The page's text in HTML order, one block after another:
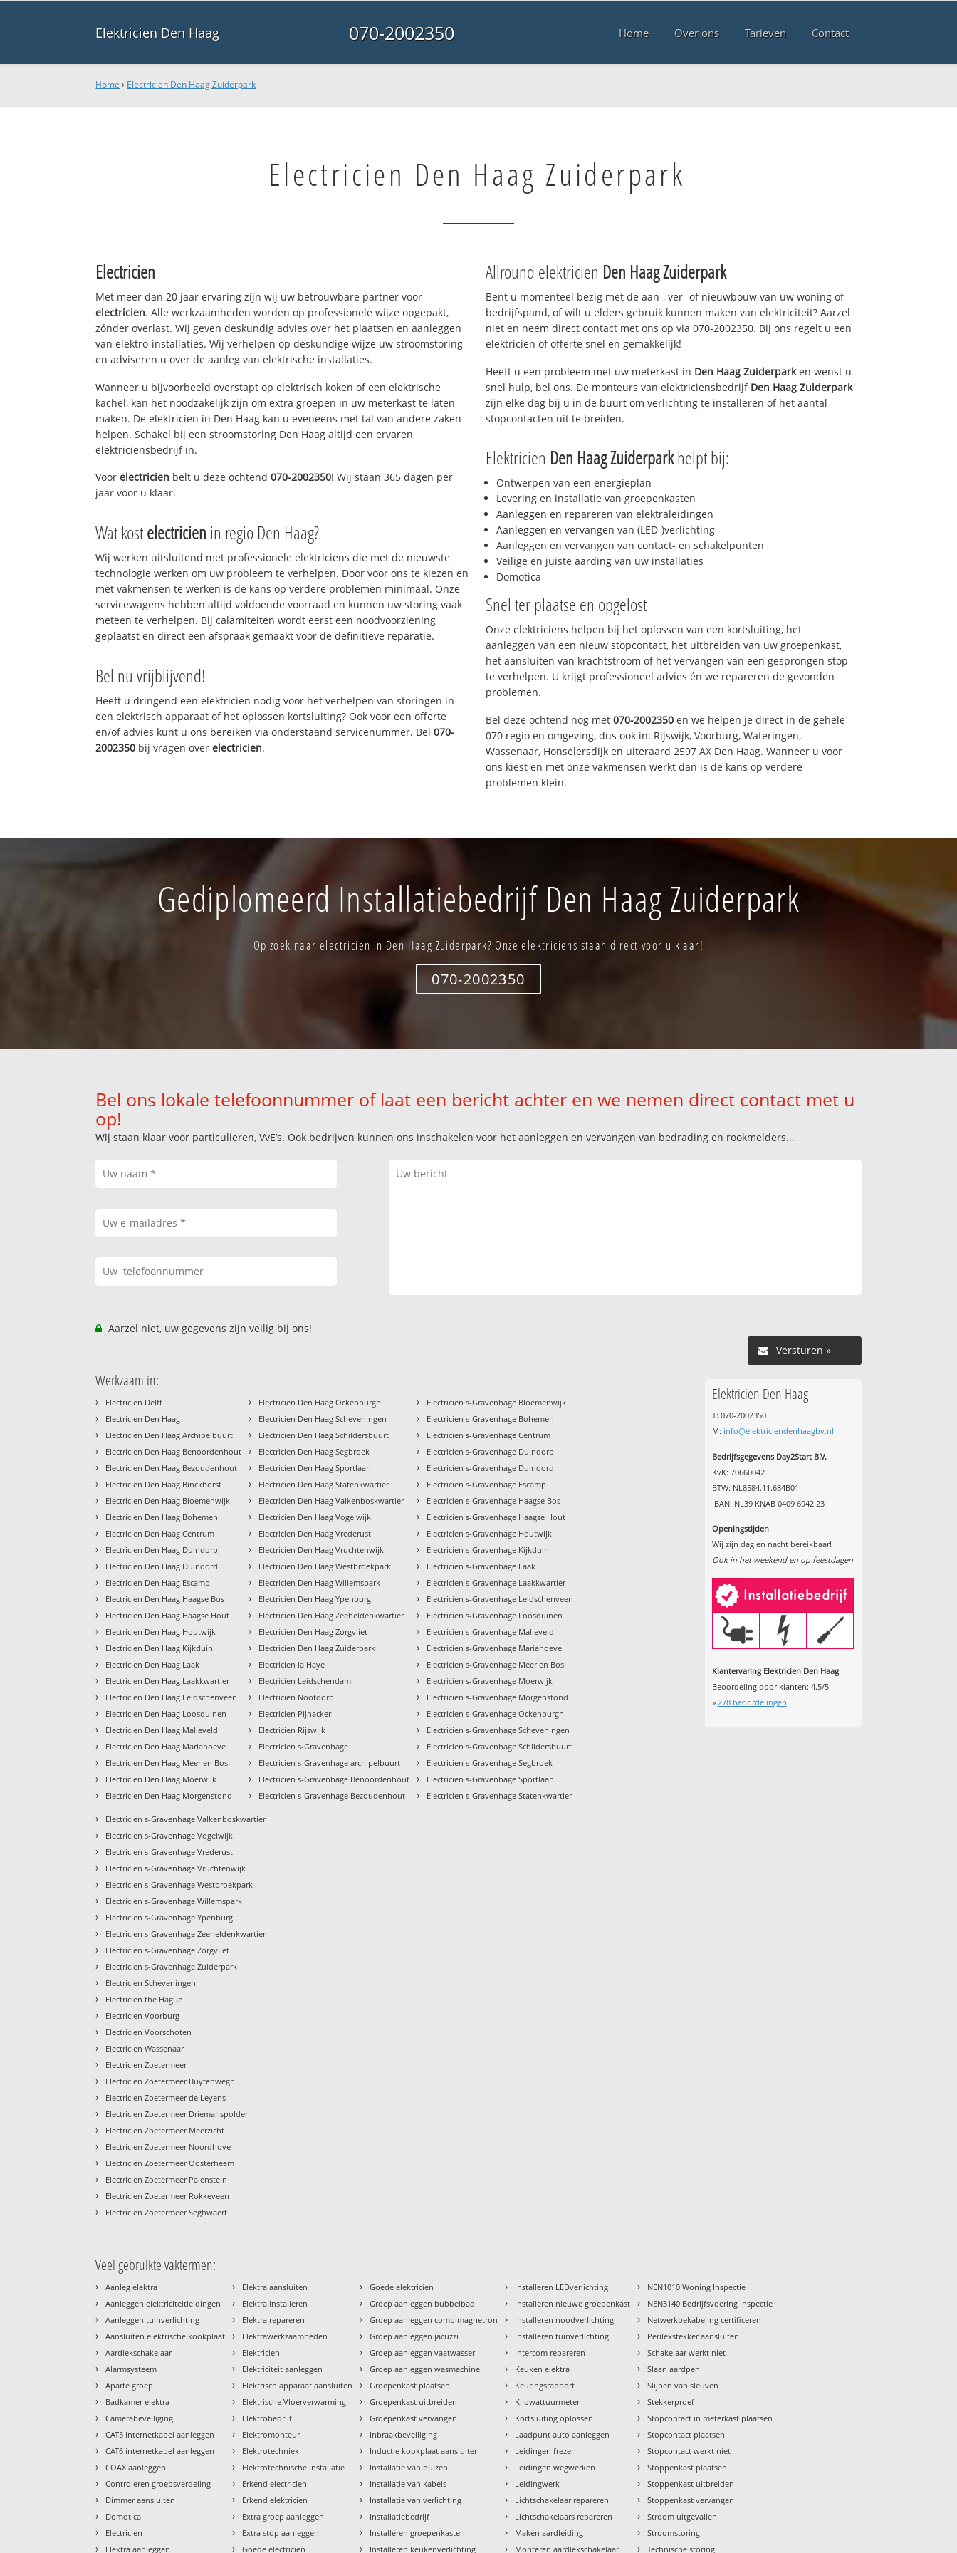
Elektricien Den Haag 070-2002350 Home Over ons Tarieven Contact
Home › Electricien Den Haag Zuiderpark
Electricien Den Haag Zuiderpark
Electricien
Met meer dan 20 jaar ervaring zijn wij uw betrouwbare partner voor
electricien. Alle werkzaamheden worden op professionele wijze opgepakt,
zónder overlast. Wij geven deskundig advies over het plaatsen en aanleggen
van elektro-installaties. Wij verhelpen op deskundige wijze uw stroomstoring
en adviseren u over de aanleg van elektrische installaties.
Wanneer u bijvoorbeeld overstapt op elektrisch koken of een elektrische
kachel, kan het noodzakelijk zijn om extra groepen in uw meterkast te laten
maken. De elektricien in Den Haag kan u eveneens met tal van andere zaken
helpen. Schakel bij een stroomstoring Den Haag altijd een ervaren
elektriciensbedrijf in.
Voorelectricien belt u deze ochtend070-2002350! Wij staan 365 dagen per
jaar voor u klaar.
Wat kostelectricien in regio Den Haag?
Wij werken uitsluitend met professionele elektriciens die met de nieuwste
technologie werken om uw probleem te verhelpen. Door voor ons te kiezen en
met vakmensen te werken is de kans op verdere problemen minimaal. Onze
servicewagens hebben altijd voldoende voorraad en kunnen uw storing vaak
meteen te verhelpen. Bij calamiteiten wordt eerst een noodvoorziening
geplaatst en direct een afspraak gemaakt voor de definitieve reparatie.
Bel nu vrijblijvend!
Heeft u dringend een elektricien nodig voor het verhelpen van storingen in
een elektrisch apparaat of het oplossen kortsluiting? Ook voor een offerte
en/of advies kunt u ons bereiken via onderstaand servicenummer. Bel070-
2002350 bij vragen overelectricien.
Allround elektricien Den Haag Zuiderpark
Bent u momenteel bezig met de aan-, ver- of nieuwbouw van uw woning of
bedrijfspand, of wilt u elders gebruik kunnen maken van elektriciteit? Aarzel
niet en neem direct contact met ons op via 070-2002350. Bij ons regelt u een
elektricien of offerte snel en gemakkelijk!
Heeft u een probleem met uw meterkast in Den Haag Zuiderparken wenst u
snel hulp, bel ons. De monteurs van elektriciensbedrijf Den Haag Zuiderpark
zijn elke dag bij u in de buurt om verlichting te installeren of het aantal
stopcontacten uit te breiden.
Elektricien Den Haag Zuiderparkhelpt bij:
Ontwerpen van een energieplan
Levering en installatie van groepenkasten
Aanleggen en repareren van elektraleidingen
Aanleggen en vervangen van (LED-)verlichting
Aanleggen en vervangen van contact- en schakelpunten
Veilige en juiste aarding van uw installaties
Domotica
Snel ter plaatse en opgelost
Onze elektriciens helpen bij het oplossen van een kortsluiting, het
aanleggen van een nieuw stopcontact, het uitbreiden van uw groepenkast,
het aansluiten van krachtstroom of het vervangen van een gesprongen stop
te verhelpen. U krijgt professioneel advies én we repareren de gevonden
problemen.
Bel deze ochtend nog met 070-2002350 en we helpen je direct in de gehele
070 regio en omgeving, dus ook in: Rijswijk, Voorburg, Wateringen,
Wassenaar, Honselersdijk en uiteraard 2597 AX Den Haag. Wanneer u voor
ons kiest en met onze vakmensen werkt dan is de kans op verdere
problemen klein.
Gediplomeerd Installatiebedrijf Den Haag Zuiderpark
Op zoek naar electricien in Den Haag Zuiderpark? Onze elektriciens staan direct voor u klaar!
070-2002350
Bel ons lokale telefoonnummer of laat een bericht achter en we nemen direct contact met u
op!
Wij staan klaar voor particulieren, VvE’s. Ook bedrijven kunnen ons inschakelen voor het aanleggen en vervangen van bedrading en rookmelders...
Aarzel niet, uw gegevens zijn veilig bij ons!
Versturen »
Werkzaam in:
› Electricien Delft
› Electricien Den Haag
› Electricien Den Haag Archipelbuurt
› Electricien Den Haag Benoordenhout
› Electricien Den Haag Bezoudenhout
› Electricien Den Haag Binckhorst
› Electricien Den Haag Bloemenwijk
› Electricien Den Haag Bohemen
› Electricien Den Haag Centrum
› Electricien Den Haag Duindorp
› Electricien Den Haag Duinoord
› Electricien Den Haag Escamp
› Electricien Den Haag Haagse Bos
› Electricien Den Haag Haagse Hout
› Electricien Den Haag Houtwijk
› Electricien Den Haag Kijkduin
› Electricien Den Haag Laak
› Electricien Den Haag Laakkwartier
› Electricien Den Haag Leidschenveen
› Electricien Den Haag Loosduinen
› Electricien Den Haag Malieveld
› Electricien Den Haag Mariahoeve
› Electricien Den Haag Meer en Bos
› Electricien Den Haag Moerwijk
› Electricien Den Haag Morgenstond
› Electricien Den Haag Ockenburgh
› Electricien Den Haag Scheveningen
› Electricien Den Haag Schildersbuurt
› Electricien Den Haag Segbroek
› Electricien Den Haag Sportlaan
› Electricien Den Haag Statenkwartier
› Electricien Den Haag Valkenboskwartier
› Electricien Den Haag Vogelwijk
› Electricien Den Haag Vrederust
› Electricien Den Haag Vruchtenwijk
› Electricien Den Haag Westbroekpark
› Electricien Den Haag Willemspark
› Electricien Den Haag Ypenburg
› Electricien Den Haag Zeeheldenkwartier
› Electricien Den Haag Zorgvliet
› Electricien Den Haag Zuiderpark
› Electricien la Haye
› Electricien Leidschendam
› Electricien Nootdorp
› Electricien Pijnacker
› Electricien Rijswijk
› Electricien s-Gravenhage
› Electricien s-Gravenhage archipelbuurt
› Electricien s-Gravenhage Benoordenhout
› Electricien s-Gravenhage Bezoudenhout
› Electricien s-Gravenhage Bloemenwijk
› Electricien s-Gravenhage Bohemen
› Electricien s-Gravenhage Centrum
› Electricien s-Gravenhage Duindorp
› Electricien s-Gravenhage Duinoord
› Electricien s-Gravenhage Escamp
› Electricien s-Gravenhage Haagse Bos
› Electricien s-Gravenhage Haagse Hout
› Electricien s-Gravenhage Houtwijk
› Electricien s-Gravenhage Kijkduin
› Electricien s-Gravenhage Laak
› Electricien s-Gravenhage Laakkwartier
› Electricien s-Gravenhage Leidschenveen
› Electricien s-Gravenhage Loosduinen
› Electricien s-Gravenhage Malieveld
› Electricien s-Gravenhage Mariahoeve
› Electricien s-Gravenhage Meer en Bos
› Electricien s-Gravenhage Moerwijk
› Electricien s-Gravenhage Morgenstond
› Electricien s-Gravenhage Ockenburgh
› Electricien s-Gravenhage Scheveningen
› Electricien s-Gravenhage Schildersbuurt
› Electricien s-Gravenhage Segbroek
› Electricien s-Gravenhage Sportlaan
› Electricien s-Gravenhage Statenkwartier
› Electricien s-Gravenhage Valkenboskwartier
› Electricien s-Gravenhage Vogelwijk
› Electricien s-Gravenhage Vrederust
› Electricien s-Gravenhage Vruchtenwijk
› Electricien s-Gravenhage Westbroekpark
› Electricien s-Gravenhage Willemspark
› Electricien s-Gravenhage Ypenburg
› Electricien s-Gravenhage Zeeheldenkwartier
› Electricien s-Gravenhage Zorgvliet
› Electricien s-Gravenhage Zuiderpark
› Electricien Scheveningen
› Electricien the Hague
› Electricien Voorburg
› Electricien Voorschoten
› Electricien Wassenaar
› Electricien Zoetermeer
› Electricien Zoetermeer Buytenwegh
› Electricien Zoetermeer de Leyens
› Electricien Zoetermeer Driemanspolder
› Electricien Zoetermeer Meerzicht
› Electricien Zoetermeer Noordhove
› Electricien Zoetermeer Oosterheem
› Electricien Zoetermeer Palenstein
› Electricien Zoetermeer Rokkeveen
› Electricien Zoetermeer Seghwaert
Elektricien Den Haag
T: 070-2002350
M: info@elektriciendenhaagbv.nl
Bedrijfsgegevens Day2Start B.V.
KvK: 70660042
BTW: NL8584.11.684B01
IBAN: NL39 KNAB 0409 6942 23
Openingstijden
Wij zijn dag en nacht bereikbaar!
Ook in het weekend en op feestdagen
Klantervaring Elektricien Den Haag
Beoordeling door klanten: 4.5/5
» 278beoordelingen
Veel gebruikte vaktermen:
› Aanleg elektra
› Aanleggen elektriciteitleidingen
› Aanleggen tuinverlichting
› Aansluiten elektrische kookplaat
› Aardlekschakelaar
› Alarmsysteem
› Aparte groep
› Badkamer elektra
› Camerabeveiliging
› CAT5 internetkabel aanleggen
› CAT6 internetkabel aanleggen
› COAX aanleggen
› Controleren groepsverdeling
› Dimmer aansluiten
› Domotica
› Electricien
› Elektra aanleggen
› Elektra aansluiten
› Elektra installeren
› Elektra repareren
› Elektrawerkzaamheden
› Elektricien
› Elektriciteit aanleggen
› Elektrisch apparaat aansluiten
› Elektrische Vloerverwarming
› Elektrobedrijf
› Elektromonteur
› Elektrotechniek
› Elektrotechnische installatie
› Erkend electricien
› Erkend elektricien
› Extra groep aanleggen
› Extra stop aanleggen
› Goede electricien
› Goede elektricien
› Groep aanleggen bubbelbad
› Groep aanleggen combimagnetron
› Groep aanleggen jacuzzi
› Groep aanleggen vaatwasser
› Groep aanleggen wasmachine
› Groepenkast plaatsen
› Groepenkast uitbreiden
› Groepenkast vervangen
› Inbraakbeveiliging
› Inductie kookplaat aansluiten
› Installatie van buizen
› Installatie van kabels
› Installatie van verlichting
› Installatiebedrijf
› Installeren groepenkasten
› Installeren keukenverlichting
› Installeren LEDverlichting
› Installeren nieuwe groepenkast
› Installeren noodverlichting
› Installeren tuinverlichting
› Intercom repareren
› Keuken elektra
› Keuringsrapport
› Kilowattuurmeter
› Kortsluiting oplossen
› Laadpunt auto aanleggen
› Leidingen frezen
› Leidingen wegwerken
› Leidingwerk
› Lichtschakelaar repareren
› Lichtschakelaars repareren
› Maken aardleiding
› Monteren aardlekschakelaar
› NEN1010 Woning Inspectie
› NEN3140 Bedrijfsvoering Inspectie
› Netwerkbekabeling certificeren
› Perilexstekker aansluiten
› Schakelaar werkt niet
› Slaan aardpen
› Slijpen van sleuven
› Stekkerproef
› Stopcontact in meterkast plaatsen
› Stopcontact plaatsen
› Stopcontact werkt niet
› Stoppenkast plaatsen
› Stoppenkast uitbreiden
› Stoppenkast vervangen
› Stroom uitgevallen
› Stroomstoring
› Technische storing